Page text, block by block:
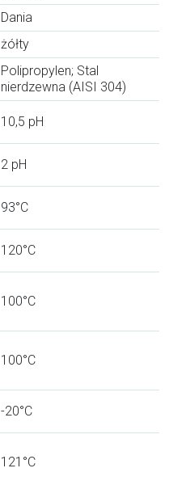
Dania
żółty
Polipropylen; Stal
nierdzewna (AISI 304)
10,5 pH
2 pH
93°C
120°C
100°C
100°C
-20°C
121°C